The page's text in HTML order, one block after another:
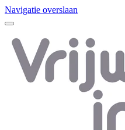
Navigatie overslaan